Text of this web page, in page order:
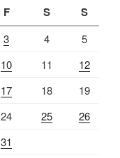
F S S
3 4
5
10 11
12
17 18
19
24 25
26
31